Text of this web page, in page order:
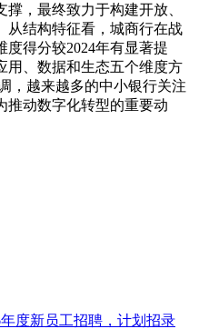
，最终致力于构建开放、
从结构特征看，城商行在战
得分较2024年有显著提
用、数据和生态五个维度方
，越来越多的中小银行关注
推动数字化转型的重要动
度新员工招聘，计划招录